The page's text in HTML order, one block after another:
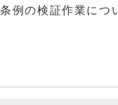
例の検証作業につ